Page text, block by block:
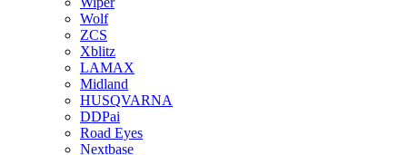
Wolf
ZCS
Xblitz
LAMAX
Midland
HUSQVARNA
DDPai
Road Eyes
Nextbase